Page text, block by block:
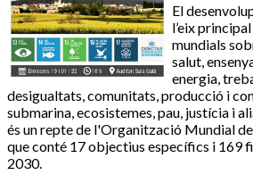
El
l’eix
mundials
salut,
energia,
desigualtats, comunitats, producció i
submarina, ecosistemes, pau, justícia i
és un repte de l'Organització Mundial
que conté 17 objectius específics i 169
2030.